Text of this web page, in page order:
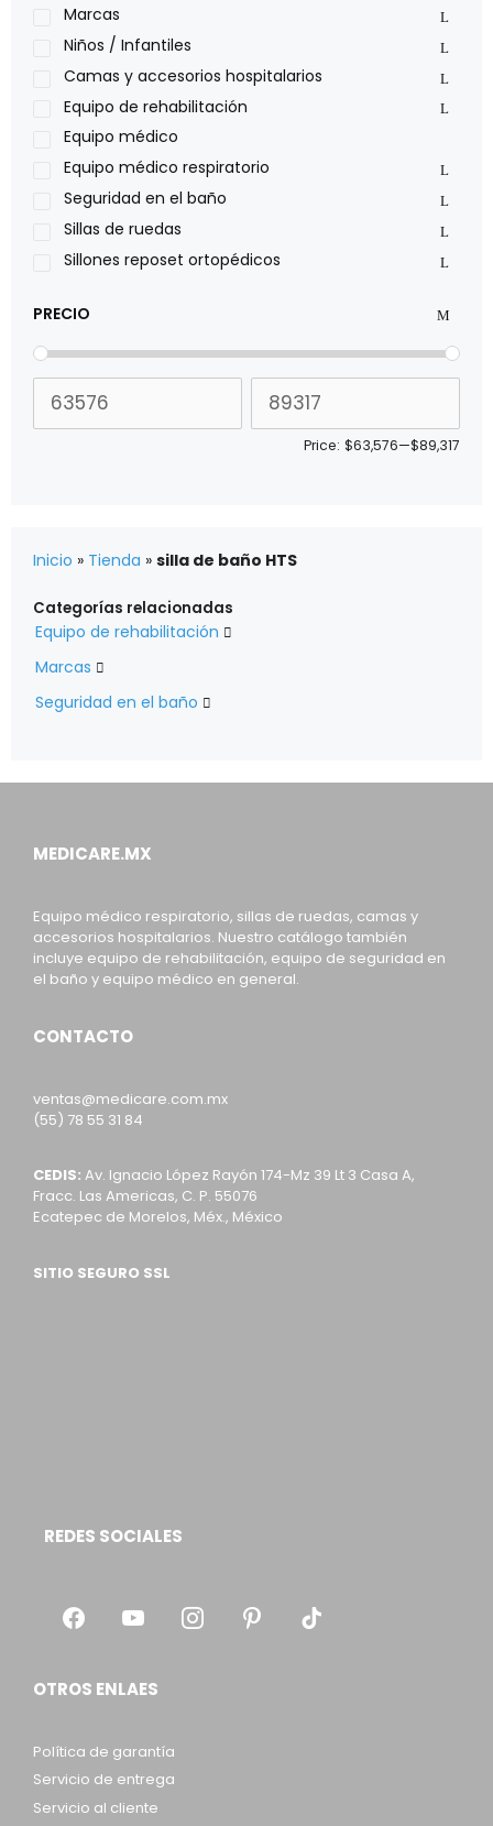
Nidek
Oxiplus
Philips
Pride
Roho
Sillas de ruedas Everest Jennings
Stealth products
Xiehe Medical
Marcas
Niños / Infantiles
Camas y accesorios hospitalarios
Equipo de rehabilitación
Equipo médico
Equipo médico respiratorio
Seguridad en el baño
Sillas de ruedas
Sillones reposet ortopédicos
PRECIO
Price: $63,576—$89,317
Inicio » Tienda » silla de baño HTS
Categorías relacionadas
Equipo de rehabilitación 
Marcas 
Seguridad en el baño 
MEDICARE.MX
Equipo médico respiratorio, sillas de ruedas, camas y
accesorios hospitalarios. Nuestro catálogo también
incluye equipo de rehabilitación, equipo de seguridad en
el baño y equipo médico en general.
CONTACTO
ventas@medicare.com.mx
(55) 78 55 31 84
CEDIS: Av. Ignacio López Rayón 174-Mz 39 Lt 3 Casa A,
Fracc. Las Americas, C. P. 55076
Ecatepec de Morelos, Méx., México
SITIO SEGURO SSL
REDES SOCIALES
OTROS ENLAES
Política de garantía
Servicio de entrega
Servicio al cliente